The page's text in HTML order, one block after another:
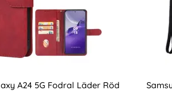
A24 5G Fodral Läder Röd